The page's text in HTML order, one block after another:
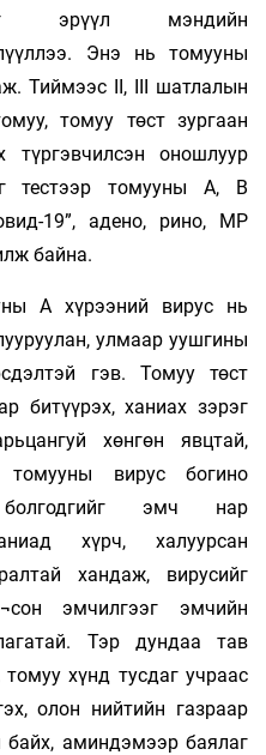
эрүүл мэндийн
Энэ нь томууны
Тиймээс II, III шатлалын
томуу төст зургаан
түргэвчилсэн оношлуур
тестээр томууны А, В
19”, адено, рино, MP
байна.
А хүрээний вирус нь
улмаар уушгины
гэв. Томуу төст
битүүрэх, ханиах зэрэг
хөнгөн явцтай,
вирус богино
болгодгийг эмч нар
хүрч, халуурсан
хандаж, вирусийг
эмчилгээг эмчийн
Тэр дундаа тав
хүнд тусдаг учраас
олон нийтийн газраар
байх, аминдэмээр баялаг